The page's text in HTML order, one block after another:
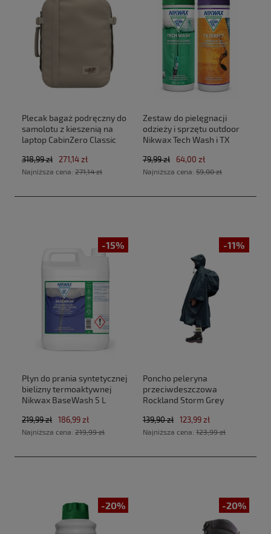
Plecak bagaż podręczny do
samolotu z kieszenią na
laptop CabinZero Classic
(40x30x20cm Ryanair, Wizz
Air)
318,99 zł 271,14 zł
Najniższa cena: 271,14 zł
Zestaw do pielęgnacji
odzieży i sprzętu outdoor
Nikwax Tech Wash i TX
79,99 zł 64,00 zł
Najniższa cena: 59,00 zł
-15%
Płyn do prania syntetycznej
bielizny termoaktywnej
Nikwax BaseWash 5 L
219,99 zł 186,99 zł
Najniższa cena: 219,99 zł
-11%
Poncho peleryna
przeciwdeszczowa
Rockland Storm Grey
139,90 zł 123,99 zł
Najniższa cena: 123,99 zł
-20% -20%